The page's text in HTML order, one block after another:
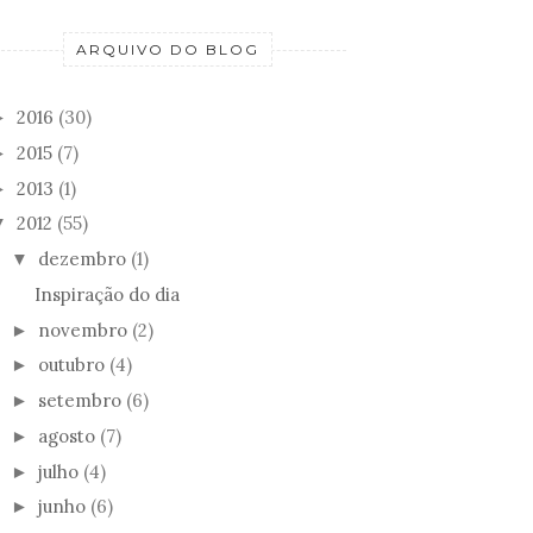
COM
COLES
ARQUIVO DO BLOG
2016 (30)
2015 (7)
2013 (1)
2012 (55)
▼ dezembro (1)
Inspiração do dia
► novembro (2)
► outubro (4)
► setembro (6)
► agosto (7)
► julho (4)
► junho (6)